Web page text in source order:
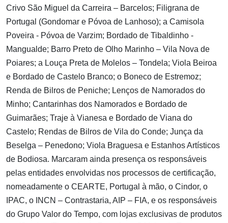
Crivo São Miguel da Carreira – Barcelos; Filigrana de
Portugal (Gondomar e Póvoa de Lanhoso); a Camisola
Poveira - Póvoa de Varzim; Bordado de Tibaldinho -
Mangualde; Barro Preto de Olho Marinho – Vila Nova de
Poiares; a Louça Preta de Molelos – Tondela; Viola Beiroa
e Bordado de Castelo Branco; o Boneco de Estremoz;
Renda de Bilros de Peniche; Lenços de Namorados do
Minho; Cantarinhas dos Namorados e Bordado de
Guimarães; Traje à Vianesa e Bordado de Viana do
Castelo; Rendas de Bilros de Vila do Conde; Junça da
Beselga – Penedono; Viola Braguesa e Estanhos Artísticos
de Bodiosa. Marcaram ainda presença os responsáveis
pelas entidades envolvidas nos processos de certificação,
nomeadamente o CEARTE, Portugal à mão, o Cindor, o
IPAC, o INCN – Contrastaria, AIP – FIA, e os responsáveis
do Grupo Valor do Tempo, com lojas exclusivas de produtos